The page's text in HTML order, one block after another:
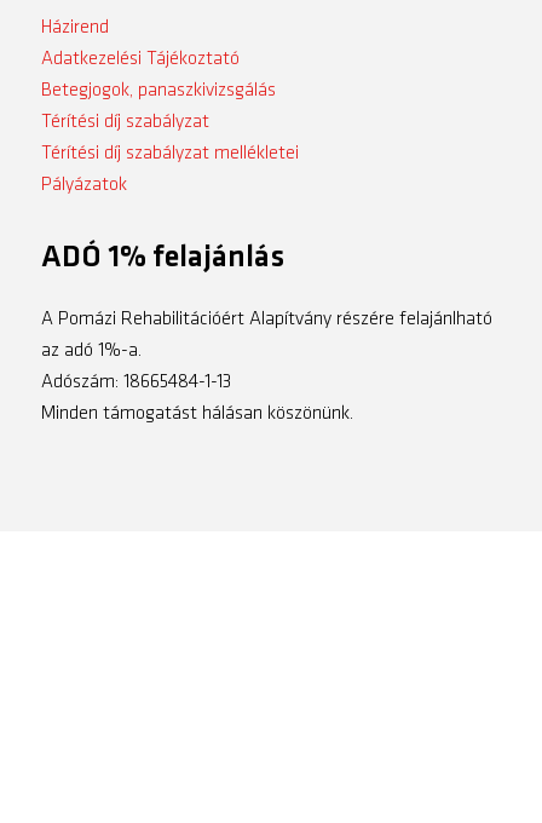
Házirend
Adatkezelési Tájékoztató
Betegjogok, panaszkivizsgálás
Térítési díj szabályzat
Térítési díj szabályzat mellékletei
Pályázatok
ADÓ 1% felajánlás
A Pomázi Rehabilitációért Alapítvány részére felajánlható
az adó 1%-a.
Adószám: 18665484-1-13
Minden támogatást hálásan köszönünk.